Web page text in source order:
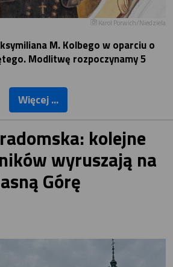
Karol Porwich/Niedziela
M. Kolbego w oparciu o
Modlitwę rozpoczynamy 5
Więcej ...
kolejne
wyruszają na
Górę